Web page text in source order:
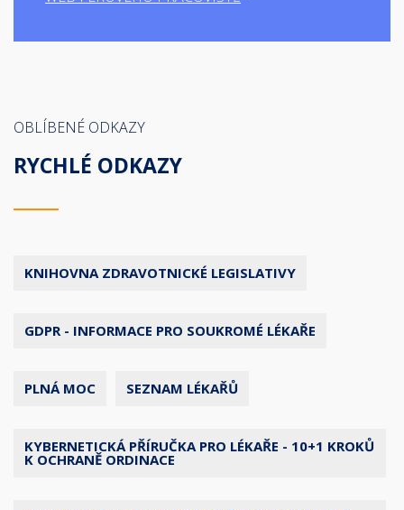
OBLÍBENÉ ODKAZY
RYCHLÉ ODKAZY
KNIHOVNA ZDRAVOTNICKÉ LEGISLATIVY
GDPR - INFORMACE PRO SOUKROMÉ LÉKAŘE
PLNÁ MOC SEZNAM LÉKAŘŮ
KYBERNETICKÁ PŘÍRUČKA PRO LÉKAŘE - 10+1 KROKŮ
K OCHRANĚ ORDINACE